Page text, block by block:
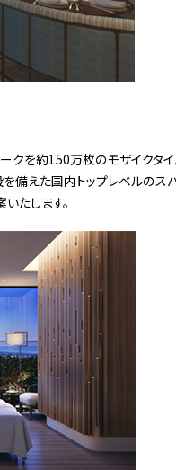
ークを約150万枚のモザイクタ
えた国内トップレベルのス
たします。